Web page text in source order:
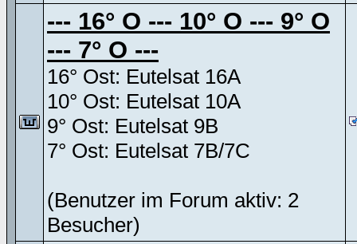
--- 16° O --- 10° O --- 9° O
--- 7° O ---
16° Ost: Eutelsat 16A
10° Ost: Eutelsat 10A
9° Ost: Eutelsat 9B
7° Ost: Eutelsat 7B/7C
(Benutzer im Forum aktiv: 2
Besucher)